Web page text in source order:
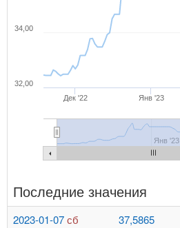
Дек '22 Янв '23
Янв '23
32,00
34,00
Последние значения
2023-01-07сб 37,5865